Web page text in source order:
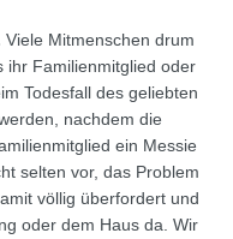
Viele Mitmenschen drum
ihr Familienmitglied oder
Todesfall des geliebten
nachdem die
ein Messie
selten vor, das Problem
völlig überfordert und
oder dem Haus da. Wir